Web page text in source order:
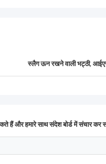
स्लैग ऊन रखने वाली भट्ठी,
हैं और हमारे साथ संदेश बोर्ड में संचार कर